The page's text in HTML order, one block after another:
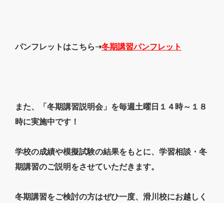
パンフレットはこちら➝冬期講習パンフレット
また、「冬期講習説明会」を毎週土曜日１４時～１８
時に実施中です！
学校の成績や模擬試験の結果をもとに、学習相談・冬
期講習のご説明をさせていただきます。
冬期講習をご検討の方はぜひ一度、滑川校にお越しく